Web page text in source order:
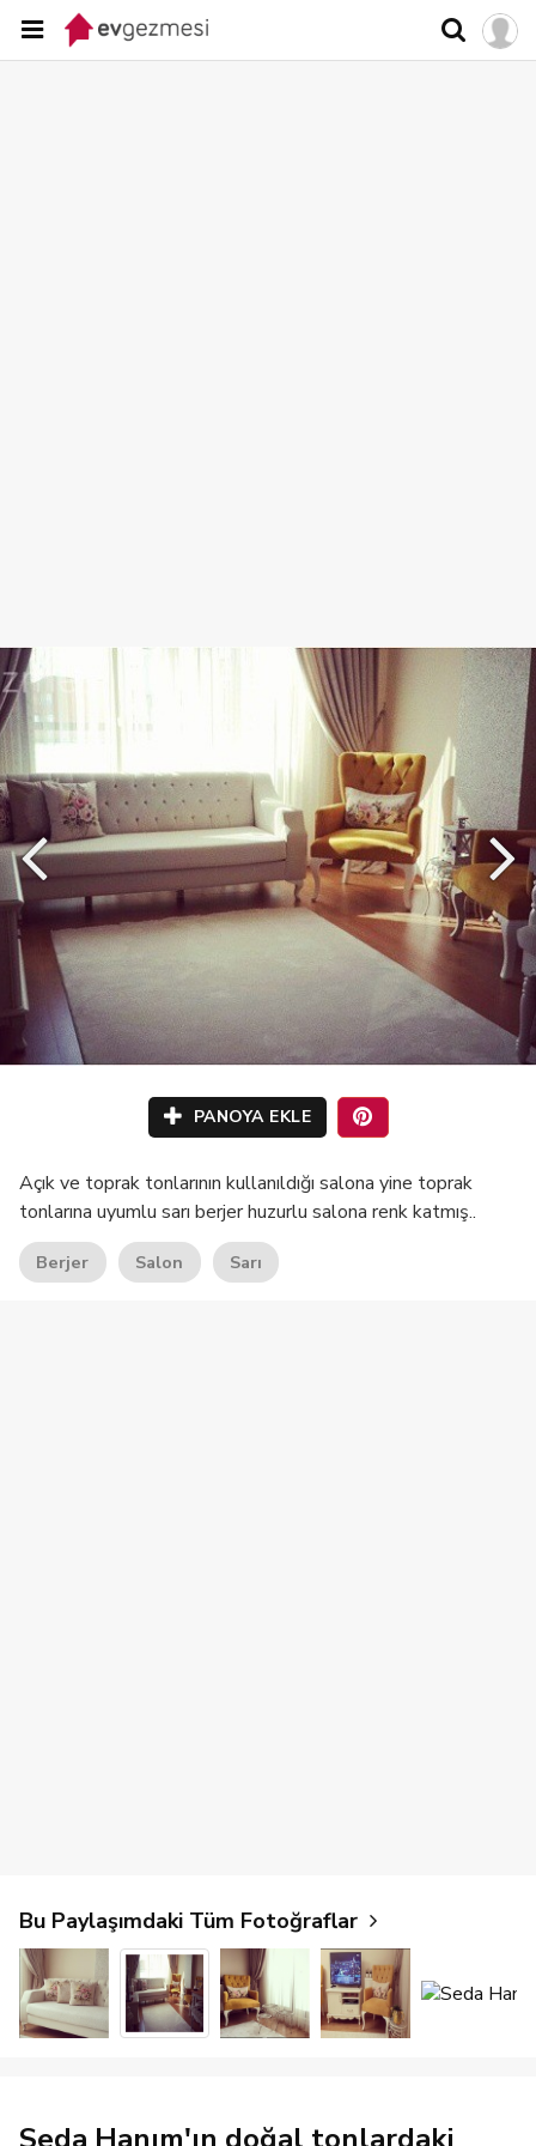
PANOYA EKLE
Açık ve toprak tonlarının kullanıldığı salona yine toprak
tonlarına uyumlu sarı berjer huzurlu salona renk katmış..
Berjer Salon Sarı
Bu Paylaşımdaki Tüm Fotoğraflar